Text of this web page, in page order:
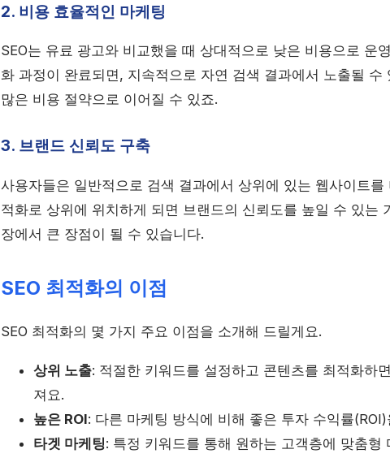
2. 비용 효율적인 마케팅
SEO는 유료 광고와 비교했을 때 상대적으로 낮은 비용으로 운
화 과정이 완료되면, 지속적으로 자연 검색 결과에서 노출될
많은 비용 절약으로 이어질 수 있죠.
3. 브랜드 신뢰도 구축
사용자들은 일반적으로 검색 결과에서 상위에 있는 웹사이트
적화로 상위에 위치하게 되면 브랜드의 신뢰도를 높일 수 있는
장에서 큰 장점이 될 수 있습니다.
SEO 최적화의 이점
SEO 최적화의 몇 가지 주요 이점을 소개해 드릴게요.
상위 노출: 적절한 키워드를 설정하고 콘텐츠를 최적화하
져요.
높은 ROI: 다른 마케팅 방식에 비해 좋은 투자 수익률
타겟 마케팅: 특정 키워드를 통해 원하는 고객층에 맞춤형